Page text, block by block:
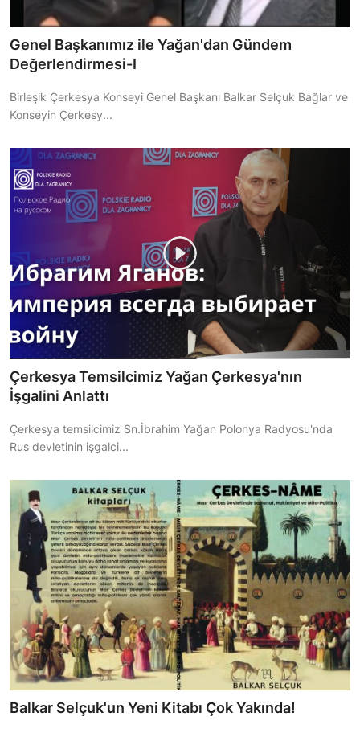
Genel Başkanımız ile Yağan'dan Gündem
Değerlendirmesi-I
Birleşik Çerkesya Konseyi Genel Başkanı Balkar Selçuk Bağlar ve
Konseyin Çerkesy...
Çerkesya Temsilcimiz Yağan Çerkesya'nın
İşgalini Anlattı
Çerkesya temsilcimiz Sn.İbrahim Yağan Polonya Radyosu'nda
Rus devletinin işgalci...
Balkar Selçuk'un Yeni Kitabı Çok Yakında!